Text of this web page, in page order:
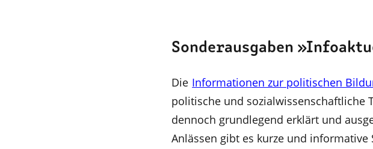
Sonderausgaben
Die Informationen zur politischen
politische und sozialwissenschaftliche
dennoch grundlegend erklärt und
Anlässen gibt es kurze und